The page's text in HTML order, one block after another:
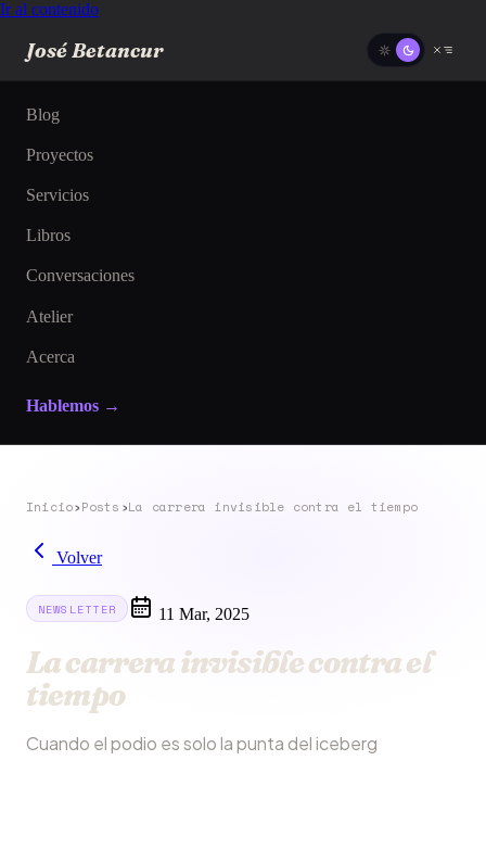
Ir al contenido
José Betancur
Blog
Proyectos
Servicios
Libros
Conversaciones
Atelier
Acerca
Hablemos →
Inicio›Posts ›La carrera invisible contra el tiempo
Volver
NEWSLETTER 11 Mar, 2025
La carrera invisible contra el
tiempo
Cuando el podio es solo la punta del iceberg